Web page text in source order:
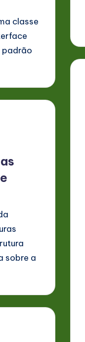
classe
padrão
sobre a